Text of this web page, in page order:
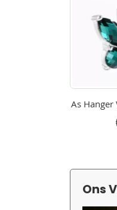
As Hanger
Ons